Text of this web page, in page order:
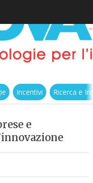
Incentivi Ricerca e
e